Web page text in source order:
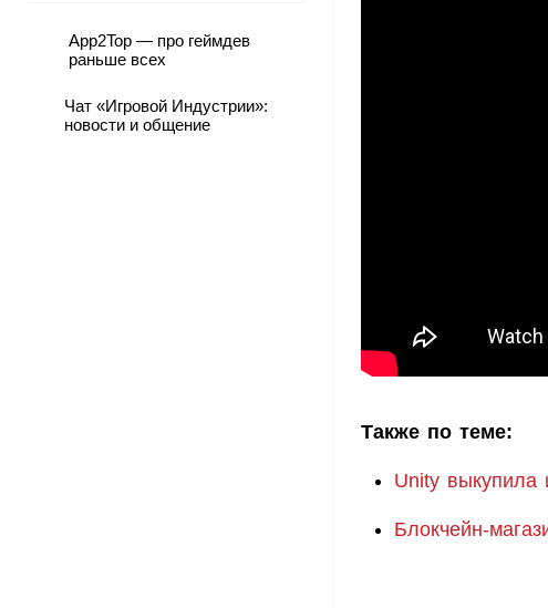
App2Top — про геймдев
раньше всех
Чат «Игровой Индустрии»:
новости и общение
Также по теме:
Unity выкупила
Блокчейн-